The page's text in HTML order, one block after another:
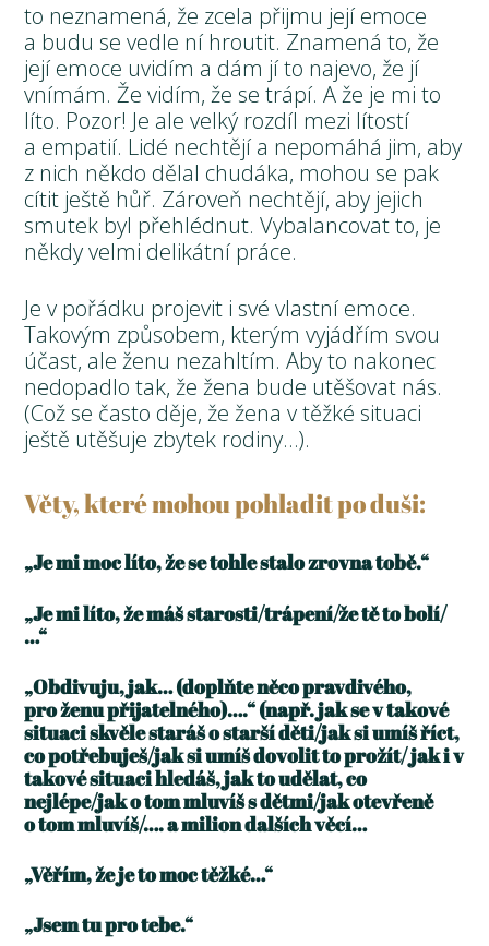
to neznamená, že zcela přijmu její emoce
a budu se vedle ní hroutit. Znamená to, že
její emoce uvidím a dám jí to najevo, že jí
vnímám. Že vidím, že se trápí. A že je mi to
líto. Pozor! Je ale velký rozdíl mezi lítostí
a empatií. Lidé nechtějí a nepomáhá jim, aby
z nich někdo dělal chudáka, mohou se pak
cítit ještě hůř. Zároveň nechtějí, aby jejich
smutek byl přehlédnut. Vybalancovat to, je
někdy velmi delikátní práce.
Je v pořádku projevit i své vlastní emoce.
Takovým způsobem, kterým vyjádřím svou
účast, ale ženu nezahltím. Aby to nakonec
nedopadlo tak, že žena bude utěšovat nás.
(Což se často děje, že žena v těžké situaci
ještě utěšuje zbytek rodiny…).
Věty, které mohou pohladit po duši:
„Je mi moc líto, že se tohle stalo zrovna tobě.“
„Je mi líto, že máš starosti/trápení/že tě to bolí/
…“
„Obdivuju, jak… (doplňte něco pravdivého,
pro ženu přijatelného)….“ (např. jak se v takové
situaci skvěle staráš o starší děti/jak si umíš říct,
co potřebuješ/jak si umíš dovolit to prožít/ jak i v
takové situaci hledáš, jak to udělat, co
nejlépe/jak o tom mluvíš s dětmi/jak otevřeně
o tom mluvíš/…. a milion dalších věcí…
„Věřím, že je to moc těžké…“
„Jsem tu pro tebe.“